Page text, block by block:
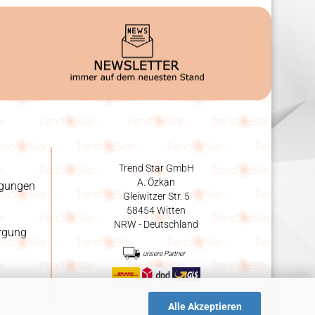
Alle Akzeptieren
Trend Star GmbH
A. Özkan
Gleiwitzer Str. 5
58454 Witten
NRW - Deutschland
unsere Partner